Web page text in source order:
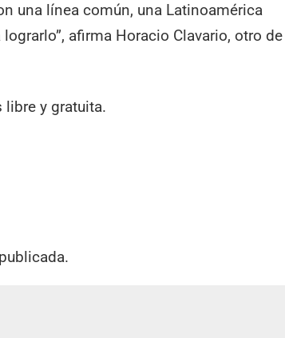
una línea común, una Latinoamérica
afirma Horacio Clavario, otro de
libre y gratuita.